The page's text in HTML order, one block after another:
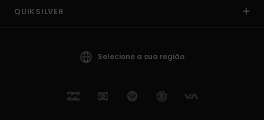
QUIKSILVER
Selecione a sua região